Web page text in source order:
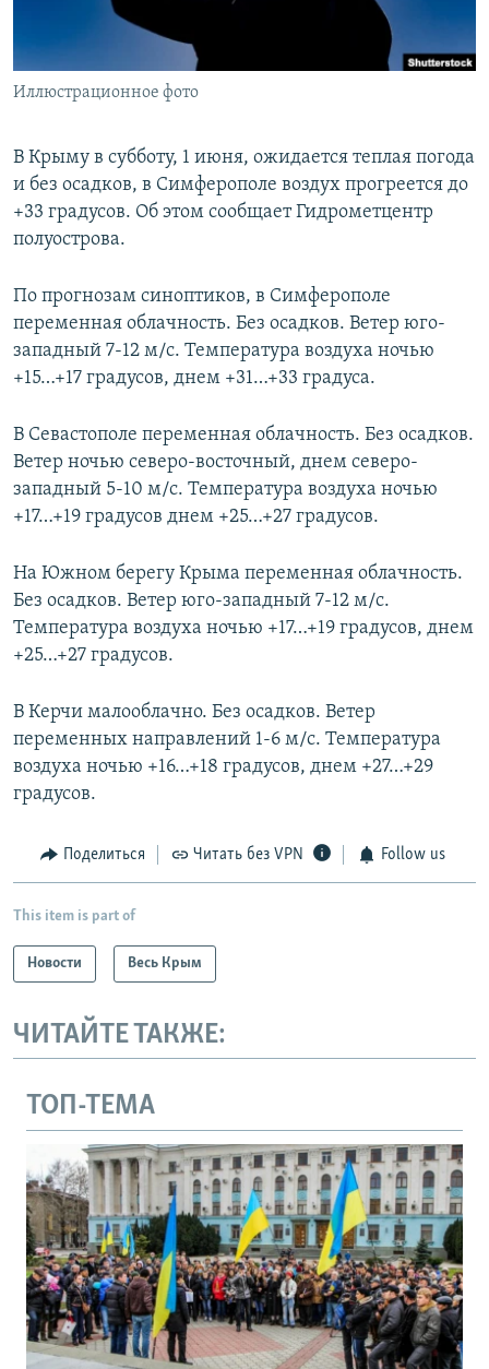
ПОБЕДИТЕЛЕЙ НЕ СУДЯТ?
ELIFBE
ПРИСОЕДИНЯЙТЕСЬ!
Все сайты RFE/RL
Иллюстрационное фото
В Крыму в субботу, 1 июня, ожидается теплая погода
и без осадков, в Симферополе воздух прогреется до
+33 градусов. Об этом сообщает Гидрометцентр
полуострова.
По прогнозам синоптиков, в Симферополе
переменная облачность. Без осадков. Ветер юго-
западный 7-12 м/с. Температура воздуха ночью
+15…+17 градусов, днем +31…+33 градуса.
В Севастополе переменная облачность. Без осадков.
Ветер ночью северо-восточный, днем северо-
западный 5-10 м/с. Температура воздуха ночью
+17…+19 градусов днем +25…+27 градусов.
На Южном берегу Крыма переменная облачность.
Без осадков. Ветер юго-западный 7-12 м/с.
Температура воздуха ночью +17…+19 градусов, днем
+25…+27 градусов.
В Керчи малооблачно. Без осадков. Ветер
переменных направлений 1-6 м/с. Температура
воздуха ночью +16…+18 градусов, днем +27…+29
градусов.
Поделиться Читать без VPN Follow us
This item is part of
Новости Весь Крым
ЧИТАЙТЕ ТАКЖЕ:
ТОП-ТЕМА